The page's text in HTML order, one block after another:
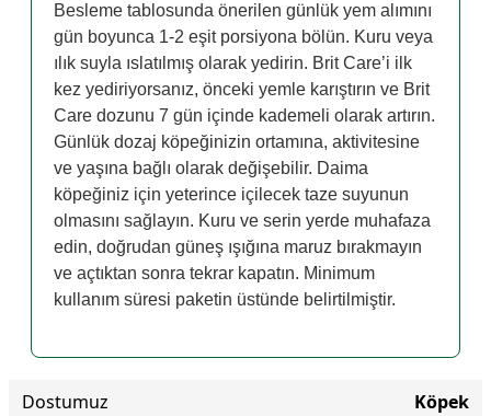
Besleme tablosunda önerilen günlük yem alımını
gün boyunca 1-2 eşit porsiyona bölün. Kuru veya
ılık suyla ıslatılmış olarak yedirin. Brit Care’i ilk
kez yediriyorsanız, önceki yemle karıştırın ve Brit
Care dozunu 7 gün içinde kademeli olarak artırın.
Günlük dozaj köpeğinizin ortamına, aktivitesine
ve yaşına bağlı olarak değişebilir. Daima
köpeğiniz için yeterince içilecek taze suyunun
olmasını sağlayın. Kuru ve serin yerde muhafaza
edin, doğrudan güneş ışığına maruz bırakmayın
ve açtıktan sonra tekrar kapatın. Minimum
kullanım süresi paketin üstünde belirtilmiştir.
Dostumuz Köpek